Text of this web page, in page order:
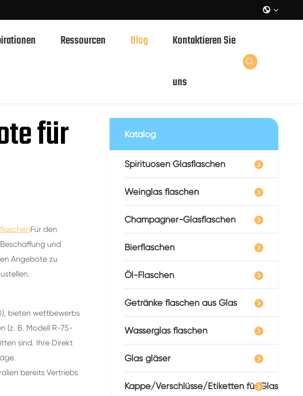

Ressourcen Blog Kontaktieren Sie
uns

für
Für den
und
Angebote zu
bieten wettbewerbs
(z. B. Modell R-75-
sind. Ihre Direkt
bereits Vertriebs
Katalog
Spirituosen Glasflaschen
Weinglas flaschen
Champagner-Glasflaschen
Bierflaschen
Öl-Flaschen
Getränke flaschen aus Glas
Wasserglas flaschen
Glas gläser
Kappe/Verschlüsse/Etiketten für Glas